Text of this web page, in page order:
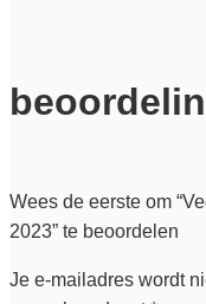
Wees de eerste om
2023” te beoordelen
Je e-mailadres wordt